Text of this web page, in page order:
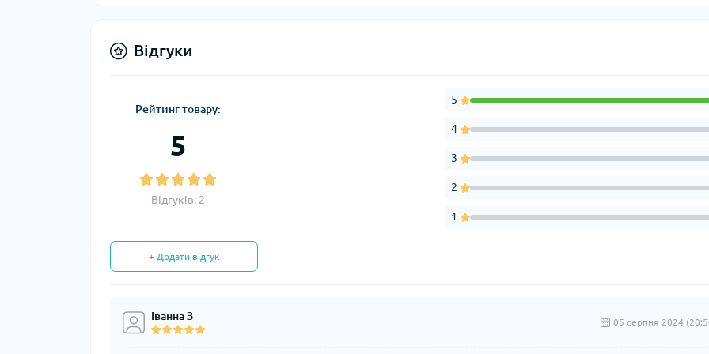
Відгуки
Рейтинг товару:
5
Відгуків: 2
5
4
3
2
1
+ Додати відгук
Іванна З 05 серпня 2024